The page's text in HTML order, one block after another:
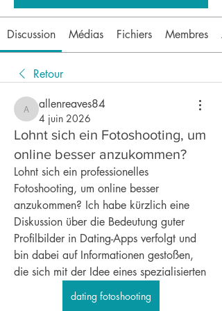
Discussion Médias Fichiers Membres
Retour
allenreaves84
allenreaves84
4 juin 2026
Lohnt sich ein Fotoshooting, um
online besser anzukommen?
Lohnt sich ein professionelles
Fotoshooting, um online besser
anzukommen? Ich habe kürzlich eine
Diskussion über die Bedeutung guter
Profilbilder in Dating-Apps verfolgt und
bin dabei auf Informationen gestoßen,
dating fotoshooting